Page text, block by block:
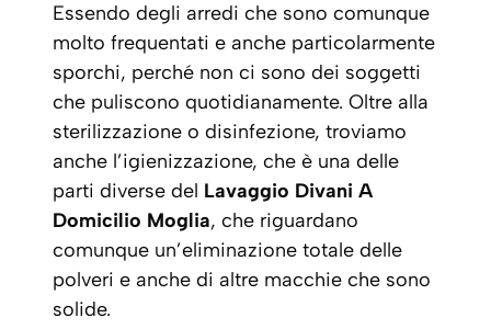
Essendo degli arredi che sono comunque
molto frequentati e anche particolarmente
sporchi, perché non ci sono dei soggetti
che puliscono quotidianamente. Oltre alla
sterilizzazione o disinfezione, troviamo
anche l’igienizzazione, che è una delle
parti diverse del Lavaggio Divani A
Domicilio Moglia, che riguardano
comunque un’eliminazione totale delle
polveri e anche di altre macchie che sono
solide.